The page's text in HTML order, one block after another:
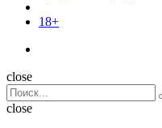
18+
Поиск
close
Search
for:
close